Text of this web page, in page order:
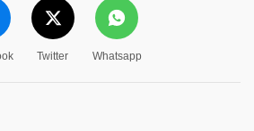
Twitter Whatsapp